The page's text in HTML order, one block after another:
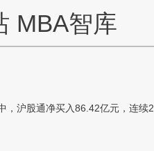
MBA智库
股通净买入86.42亿元，连续